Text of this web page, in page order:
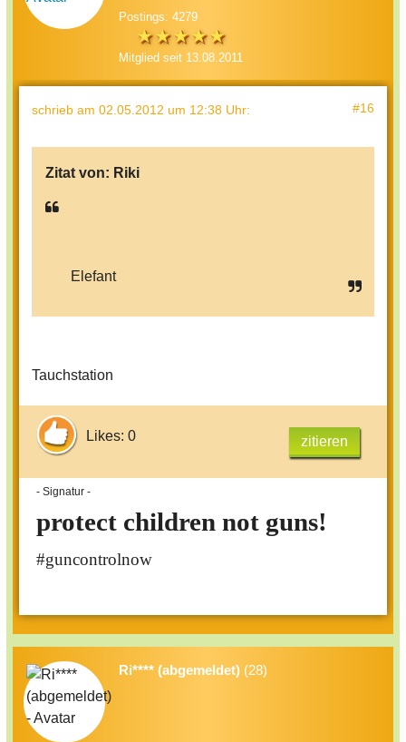
Postings: 4279
Mitglied seit 13.08.2011
schrieb am 02.05.2012 um 12:38 Uhr: #16
Zitat von: Riki
Elefant
Tauchstation
Likes: 0 zitieren
- Signatur -
protect children not guns!
#guncontrolnow
Ri**** (abgemeldet) (28)